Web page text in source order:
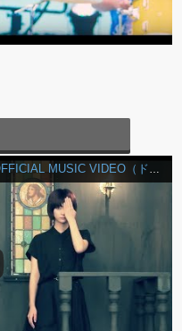
感覚ピエロ『拝啓、いつかの君へ』 OFFICIAL MUSIC VIDEO（ドラマ「ゆとりですがなにか」主題歌）